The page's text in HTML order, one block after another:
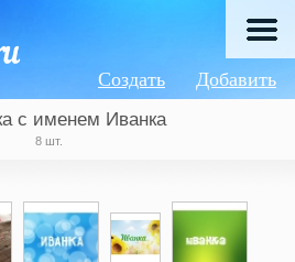
Добавить
Создать
с именем Иванка
8 шт.